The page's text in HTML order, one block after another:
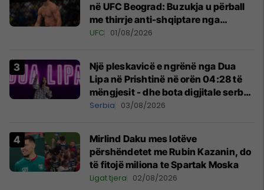
në UFC Beograd: Buzukja u përball
me thirrje anti-shqiptare nga
tribunat
UFC 01/08/2026
Një pleskavicë e ngrënë nga Dua
Lipa në Prishtinë në orën 04:28 të
mëngjesit - dhe bota digjitale serbe
shpall gjendjen e luftës
Serbia 03/08/2026
Mirlind Daku mes lotëve
përshëndetet me Rubin Kazanin, do
të fitojë miliona te Spartak Moska
Ligat tjera 02/08/2026